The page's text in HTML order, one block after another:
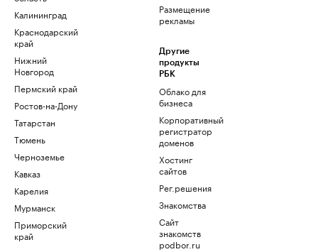
Калининград
Краснодарский
край
Нижний
Новгород
Пермский край
Ростов-на-Дону
Татарстан
Тюмень
Черноземье
Кавказ
Карелия
Мурманск
Приморский
край
Размещение
рекламы
Другие
продукты
РБК
Облако для
бизнеса
Корпоративный
регистратор
доменов
Хостинг
сайтов
Рег.решения
Знакомства
Сайт
знакомств
podbor.ru